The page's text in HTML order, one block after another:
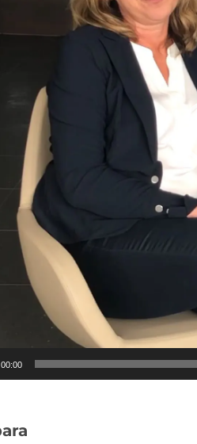
00:00